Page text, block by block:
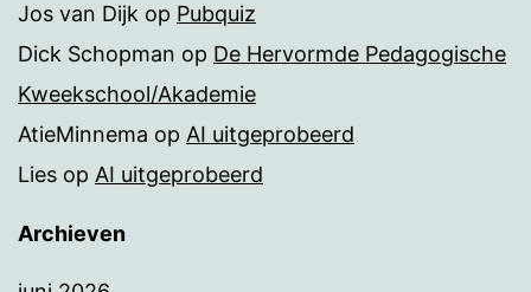
Jos van Dijk op Pubquiz
Dick Schopman op De Hervormde Pedagogische
Kweekschool/Akademie
AtieMinnema op AI uitgeprobeerd
Lies op AI uitgeprobeerd
Archieven